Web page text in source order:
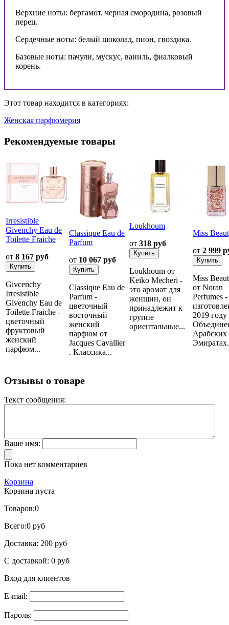
Верхние ноты: бергамот, черная смородина, розовый
перец.
Сердечные ноты: белый шоколад, пион, гвоздика.
Базовые ноты: пачули, мускус, ваниль, фиалковый
корень.
Этот товар находится в категориях:
Женская парфюмерия
Рекомендуемые товары
Irresistible
Givenchy Eau de
Toilette Fraiche
от 8 167 руб
Givcenchy
Irresistible
Givenchy Eau de
Toilette Fraiche -
цветочный
фруктовый
женский
парфюм...
Classique Eau de
Parfum
от 10 067 руб
Classique Eau de
Parfum -
цветочный
восточный
женский
парфюм от
Jacques Cavallier
. Классика...
Loukhoum
от 318 руб
Loukhoum от
Keiko Mecheri -
это аромат для
женщин, он
принадлежит к
группе
ориентальные...
Miss
от 2 999
Miss
от Noran
Perfumes -
2019 году
Арабских
Отзывы о товаре
Текст сообщения:
Ваше имя:
Пока нет комментариев
Корзина
Корзина пуста
Товаров:0
Всего:0 руб
Доставка: 200 руб
С доставкой: 0 руб
Вход для клиентов
E-mail:
Пароль: